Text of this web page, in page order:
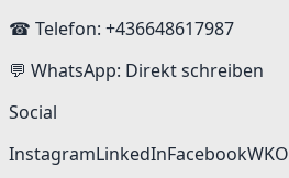
☎ Telefon: +436648617987
💬 WhatsApp: Direkt schreiben
Social
InstagramLinkedInFacebookWKO